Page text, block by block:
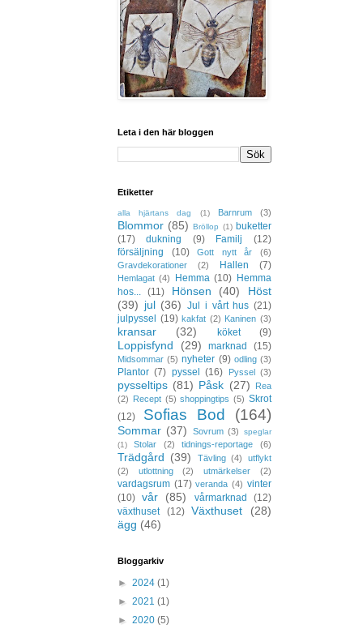
Leta i den här bloggen
Etiketter
alla hjärtans dag (1) Barnrum (3)
Blommor (85) Bröllop (1) buketter
(17)
dukning (9) Familj
(12)
försäljning
(10) Gott nytt år
(6)
Gravdekorationer
(2) Hallen (7)
Hemlagat (4) Hemma (10) Hemma
hos...
(11) Hönsen (40)
Höst
(39) jul (36) Jul i vårt hus (21)
julpyssel
(19) kakfat (2) Kaninen (3)
kransar (32) köket (9)
Loppisfynd (29) marknad (15)
Midsommar (5) nyheter (9) odling (3)
Plantor (7) pyssel (16) Pyssel (3)
pysseltips (81) Påsk (27)
Rea
(2) Recept (5) shoppingtips (5) Skrot
(12)
Sofias Bod (164)
Sommar (37) Sovrum (3)
speglar
(1)
Stolar (2) tidnings-reportage (6)
Trädgård (39) Tävling (4)
utflykt
(2)
utlottning (2) utmärkelser (2)
vardagsrum (17) veranda (4) vinter
(10) vår (85) vårmarknad
(12)
växthuset
(12) Växthuset
(28)
ägg (46)
Bloggarkiv
► 2024 (1)
► 2021 (1)
► 2020 (5)